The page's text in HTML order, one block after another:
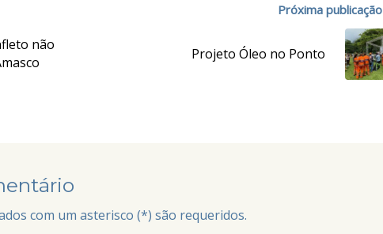
não
Próxima publicação
Projeto Óleo no Ponto
com um asterisco (*) são requeridos.